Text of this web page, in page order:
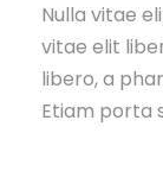
Nulla vitae
vitae elit
libero, a
Etiam porta